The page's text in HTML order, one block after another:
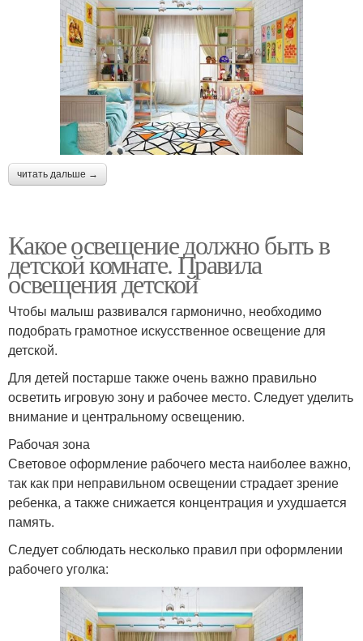
читать дальше →
Какое освещение должно быть в
детской комнате. Правила
освещения детской
Чтобы малыш развивался гармонично, необходимо
подобрать грамотное искусственное освещение для
детской.
Для детей постарше также очень важно правильно
осветить игровую зону и рабочее место. Следует уделить
внимание и центральному освещению.
Рабочая зона
Световое оформление рабочего места наиболее важно,
так как при неправильном освещении страдает зрение
ребенка, а также снижается концентрация и ухудшается
память.
Следует соблюдать несколько правил при оформлении
рабочего уголка: